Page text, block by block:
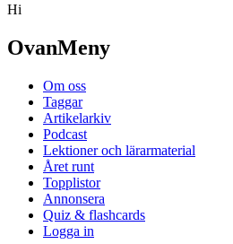
Hi
OvanMeny
Om oss
Taggar
Artikelarkiv
Podcast
Lektioner och lärarmaterial
Året runt
Topplistor
Annonsera
Quiz & flashcards
Logga in